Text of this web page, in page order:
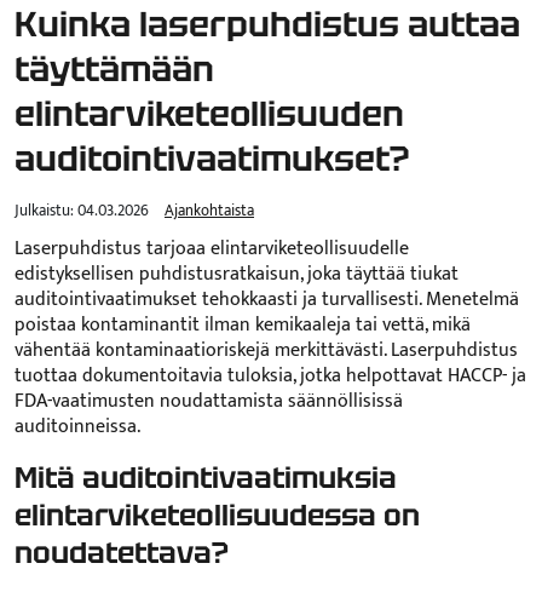
Kuinka laserpuhdistus auttaa
täyttämään
elintarviketeollisuuden
auditointivaatimukset?
Julkaistu:04.03.2026 Ajankohtaista
Laserpuhdistus tarjoaa elintarviketeollisuudelle
edistyksellisen puhdistusratkaisun, joka täyttää tiukat
auditointivaatimukset tehokkaasti ja turvallisesti. Menetelmä
poistaa kontaminantit ilman kemikaaleja tai vettä, mikä
vähentää kontaminaatioriskejä merkittävästi. Laserpuhdistus
tuottaa dokumentoitavia tuloksia, jotka helpottavat HACCP- ja
FDA-vaatimusten noudattamista säännöllisissä
auditoinneissa.
Mitä auditointivaatimuksia
elintarviketeollisuudessa on
noudatettava?